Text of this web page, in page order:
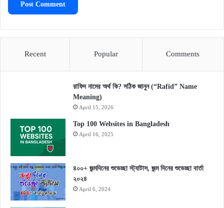
Recent Popular Comments
রাফিদ নামের অর্থ কি? সঠিক জানুন (“Rafid” Name
Meaning)
April 15, 2026
Top 100 Websites in Bangladesh
April 16, 2025
৪০০+ জন্মদিনের শুভেচ্ছা স্ট্যাটাস, জন্ম দিনের শুভেচ্ছা বার্তা
২০২৪
April 6, 2024